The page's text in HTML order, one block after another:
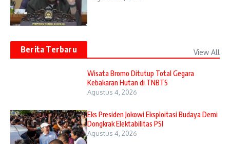
Berita Terbaru View All
Wisata Bromo Ditutup Total Gegara
Kebakaran Hutan di TNBTS
Agustus 4, 2026
Eks Presiden Jokowi Eksploitasi Budaya Demi
Dongkrak Elektabilitas PSI
Agustus 4, 2026